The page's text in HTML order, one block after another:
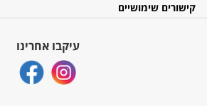
קישורים שימושיים
עיקבו אחרינו